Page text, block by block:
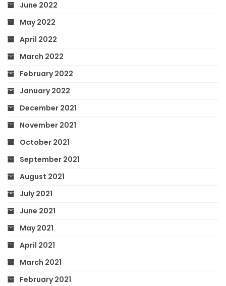
June 2022
May 2022
April 2022
March 2022
February 2022
January 2022
December 2021
November 2021
October 2021
September 2021
August 2021
July 2021
June 2021
May 2021
April 2021
March 2021
February 2021